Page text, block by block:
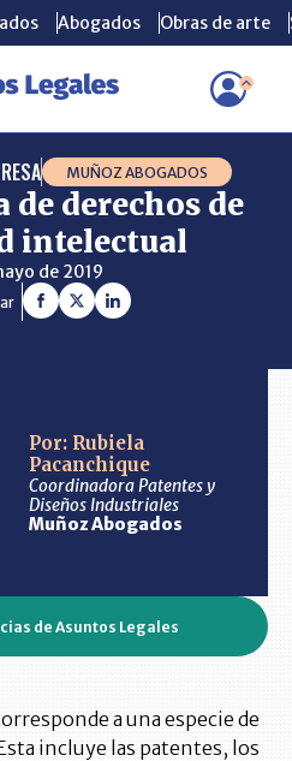
Abogados Obras de arte
de derechos de propiedad
Abogados Obras de arte
MUÑOZ ABOGADOS
de derechos de
intelectual
de 2019
Por: Rubiela
Pacanchique
Coordinadora Patentes y
Diseños Industriales
Muñoz Abogados
de Asuntos Legales
a una especie de
incluye las patentes, los